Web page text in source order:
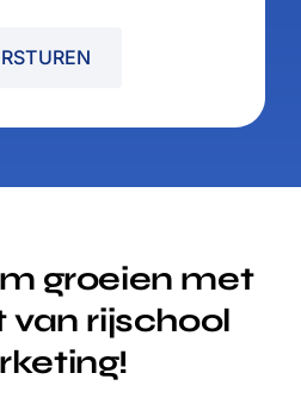
groeien met
rijschool